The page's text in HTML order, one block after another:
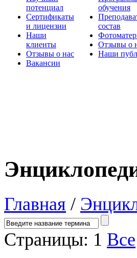
потенциал
Сертификаты
и лицензии
Наши
клиенты
Отзывы о нас
Вакансии
обучения
состав
Отзывы о
Наши
Главная /
Страницы: 1 Все